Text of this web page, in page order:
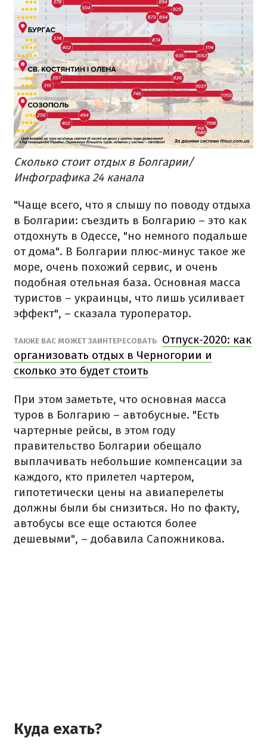
Сколько стоит отдых в Болгарии/
Инфографика 24 канала
"Чаще всего, что я слышу по поводу отдыха
в Болгарии: съездить в Болгарию – это как
отдохнуть в Одессе, "но немного подальше
от дома". В Болгарии плюс-минус такое же
море, очень похожий сервис, и очень
подобная отельная база. Основная масса
туристов – украинцы, что лишь усиливает
эффект", – сказала туроператор.
ТАКЖЕ ВАС МОЖЕТ ЗАИНТЕРЕСОВАТЬ
Отпуск-2020: как
организовать отдых в Черногории и
сколько это будет стоить
При этом заметьте, что основная масса
туров в Болгарию – автобусные. "Есть
чартерные рейсы, в этом году
правительство Болгарии обещало
выплачивать небольшие компенсации за
каждого, кто прилетел чартером,
гипотетически цены на авиаперелеты
должны были бы снизиться. Но по факту,
автобусы все еще остаются более
дешевыми", – добавила Сапожникова.
Куда ехать?